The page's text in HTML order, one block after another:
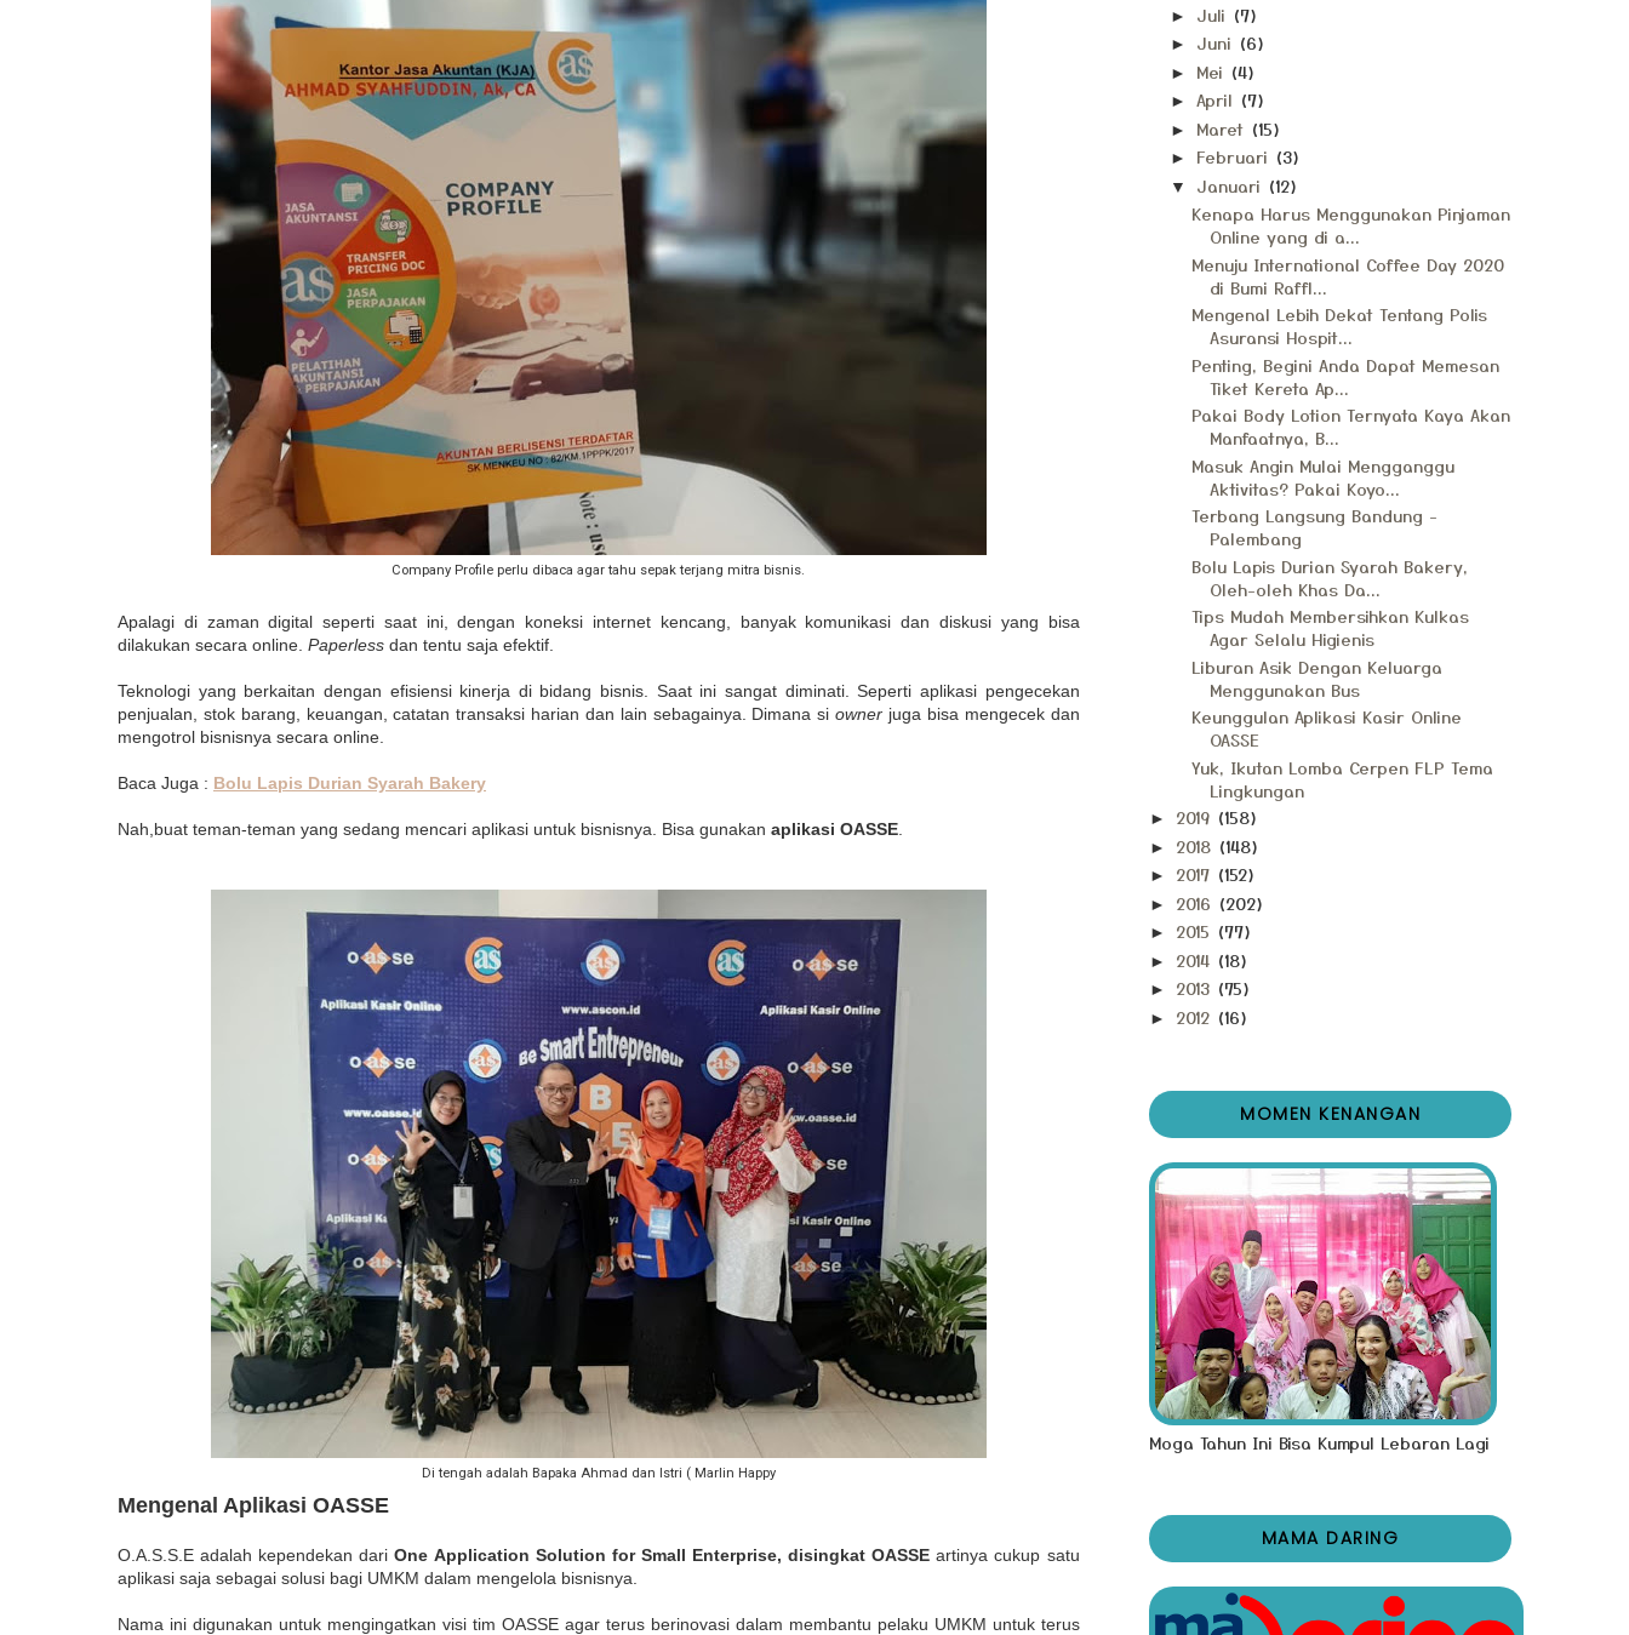
Company Profile perlu dibaca agar tahu sepak terjang mitra bisnis.
Apalagi di zaman digital seperti saat ini, dengan koneksi internet kencang, banyak komunikasi dan diskusi yang bisa
dilakukan secara online. Paperless dan tentu saja efektif.
Teknologi yang berkaitan dengan efisiensi kinerja di bidang bisnis. Saat ini sangat diminati. Seperti aplikasi pengecekan
penjualan, stok barang, keuangan, catatan transaksi harian dan lain sebagainya. Dimana siowner juga bisa mengecek dan
mengotrol bisnisnya secara online.
Baca Juga : Bolu Lapis Durian Syarah Bakery
Nah,buat teman-teman yang sedang mencari aplikasi untuk bisnisnya. Bisa gunakan aplikasi OASSE
Di tengah adalah Bapaka Ahmad dan Istri ( Marlin Happy
Mengenal Aplikasi OASSE
O.A.S.S.E adalah kependekan dariOne Application Solution for Small Enterprise, disingkat OASSE artinya cukup satu
aplikasi saja sebagai solusi bagi UMKM dalam mengelola bisnisnya.
Nama ini digunakan untuk mengingatkan visi tim OASSE agar terus berinovasi dalam membantu pelaku UMKM untuk terus
► Juli (7)
► Juni (6)
► Mei (4)
► April (7)
► Maret (15)
► Februari (3)
▼ Januari (12)
Kenapa Harus Menggunakan Pinjaman
Online yang di a...
Menuju International Coffee Day 2020
di Bumi Raffl...
Mengenal Lebih Dekat Tentang Polis
Asuransi Hospit...
Penting, Begini Anda Dapat Memesan
Tiket Kereta Ap...
Pakai Body Lotion Ternyata Kaya Akan
Manfaatnya, B...
Masuk Angin Mulai Mengganggu
Aktivitas? Pakai Koyo...
Terbang Langsung Bandung -
Palembang
Bolu Lapis Durian Syarah Bakery,
Oleh-oleh Khas Da...
Tips Mudah Membersihkan Kulkas
Agar Selalu Higienis
Liburan Asik Dengan Keluarga
Menggunakan Bus
Keunggulan Aplikasi Kasir Online
OASSE
Yuk, Ikutan Lomba Cerpen FLP Tema
Lingkungan
► 2019 (158)
► 2018 (148)
► 2017 (152)
► 2016 (202)
► 2015 (77)
► 2014 (18)
► 2013 (75)
► 2012 (16)
MOMEN KENANGAN
Moga Tahun Ini Bisa Kumpul Lebaran Lagi
MAMA DARING